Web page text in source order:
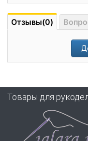
Отзывы(0)
Товары для